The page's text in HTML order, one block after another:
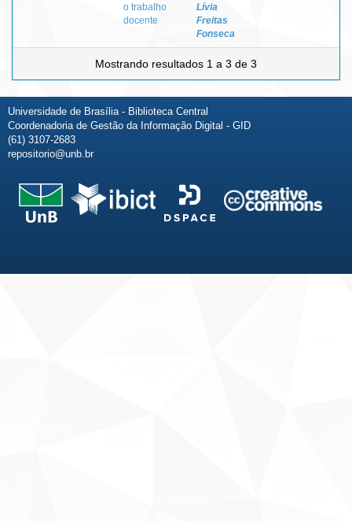
o trabalho
docente
Lívia
Freitas
Fonseca
Mostrando resultados 1 a 3 de 3
Universidade de Brasília - Biblioteca Central
Coordenadoria de Gestão da Informação Digital - GID
(61) 3107-2683
repositorio@unb.br